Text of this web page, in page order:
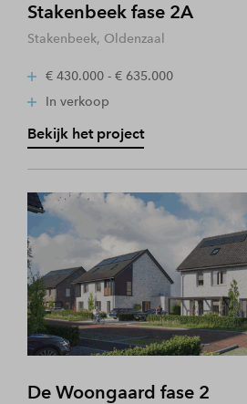
Stakenbeek fase 2A
Stakenbeek, Oldenzaal
€ 430.000 - € 635.000
In verkoop
Bekijk het project
De Woongaard fase 2